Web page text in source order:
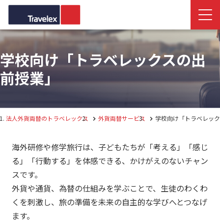
学校向け「トラベレックスの出
前授業」
法人外貨両替のトラベレックス 外貨両替サービス 学校向け「トラベレッ
海外研修や修学旅行は、子どもたちが「考える」「感じ
る」「行動する」を体感できる、かけがえのないチャン
スです。
外貨や通貨、為替の仕組みを学ぶことで、生徒のわくわ
くを刺激し、旅の準備を未来の自主的な学びへとつなげ
ます。